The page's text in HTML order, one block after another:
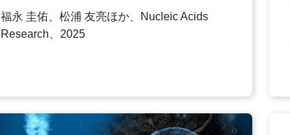
福永 圭佑、松浦 友亮ほか、Nucleic Acids
Research、2025